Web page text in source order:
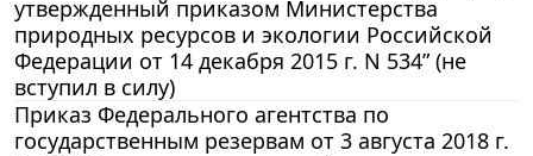
утвержденный приказом Министерства
природных ресурсов и экологии Российской
Федерации от 14 декабря 2015 г. N 534” (не
вступил в силу)
Приказ Федерального агентства по
государственным резервам от 3 августа 2018 г.